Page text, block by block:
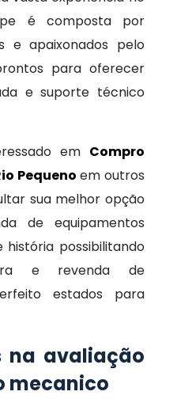
é composta por
e apaixonados pelo
para oferecer
e suporte técnico
em Compro
Pequeno em outros
sua melhor opção
de equipamentos
história possibilitando
e revenda de
estados para
na avaliação
mecanico